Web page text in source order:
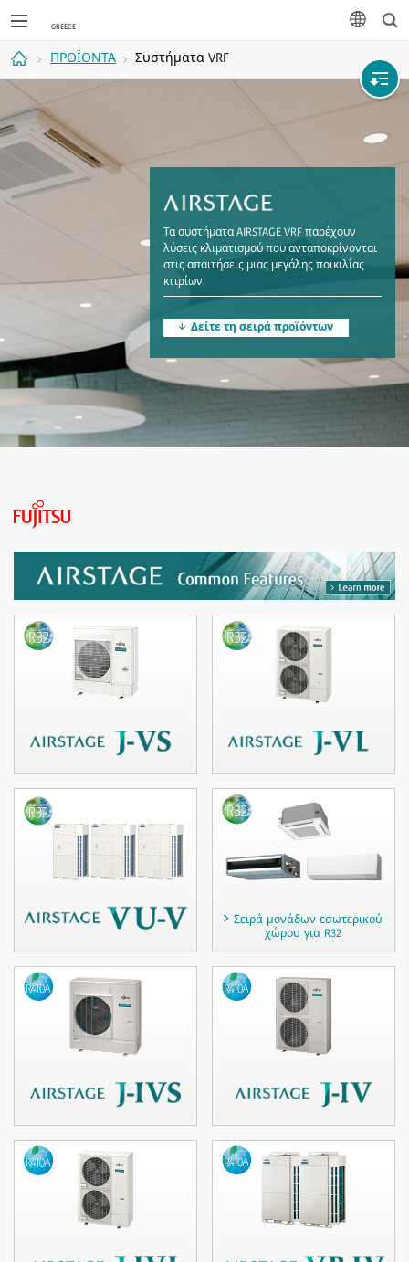
Αρχική
σελίδα
ΠΡΟΪΟΝΤΑ Συστήματα VRF
Τα συστήματα AIRSTAGE VRF παρέχουν
λύσεις κλιματισμού που ανταποκρίνονται
στις απαιτήσεις μιας μεγάλης ποικιλίας
κτιρίων.
Δείτε τη σειρά προϊόντων
Σειρά μονάδων εσωτερικού
χώρου για R32